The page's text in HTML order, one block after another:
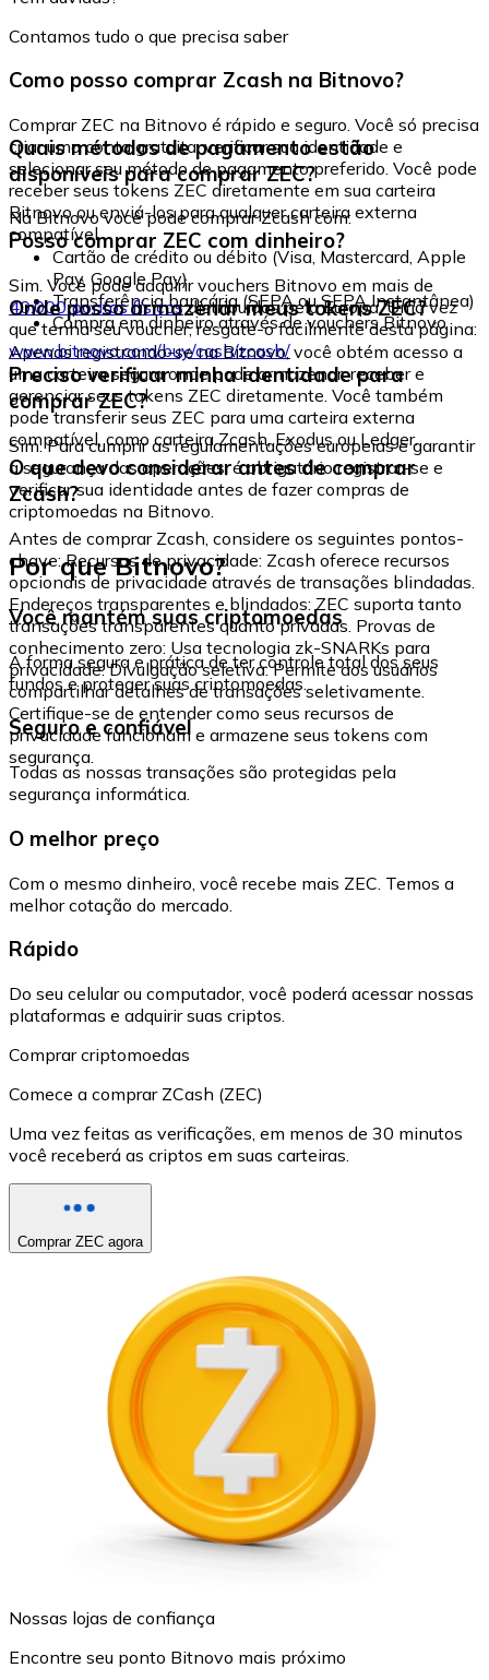
Contamos tudo o que precisa saber
Como posso comprar Zcash na Bitnovo?
Comprar ZEC na Bitnovo é rápido e seguro. Você só precisa
criar uma conta gratuita, verificar sua identidade e
selecionar seu método de pagamento preferido. Você pode
receber seus tokens ZEC diretamente em sua carteira
Bitnovo ou enviá-los para qualquer carteira externa
compatível.
Quais métodos de pagamento estão
disponíveis para comprar ZEC?
Na Bitnovo você pode comprar Zcash com:
Cartão de crédito ou débito (Visa, Mastercard, Apple
Pay, Google Pay)
Transferência bancária (SEPA ou SEPA Instantânea)
Compra em dinheiro através de vouchers Bitnovo
Posso comprar ZEC com dinheiro?
Sim. Você pode adquirir vouchers Bitnovo em mais de
40.000 pontos físicosdistribuídos pela Europa. Uma vez
que tenha seu voucher, resgate-o facilmente desta página:
www.bitnovo.com/buy/cash/zcash/
Onde posso armazenar meus tokens ZEC?
Apenas registrando-se na Bitnovo, você obtém acesso a
uma carteira segura onde pode armazenar, receber e
gerenciar seus tokens ZEC diretamente. Você também
pode transferir seus ZEC para uma carteira externa
compatível, como carteira Zcash, Exodus ou Ledger.
Preciso verificar minha identidade para
comprar ZEC?
Sim. Para cumprir as regulamentações europeias e garantir
a segurança das operações, é obrigatório registrar-se e
verificar sua identidade antes de fazer compras de
criptomoedas na Bitnovo.
O que devo considerar antes de comprar
Zcash?
Antes de comprar Zcash, considere os seguintes pontos-
chave: Recursos de privacidade: Zcash oferece recursos
opcionais de privacidade através de transações blindadas.
Endereços transparentes e blindados: ZEC suporta tanto
transações transparentes quanto privadas. Provas de
conhecimento zero: Usa tecnologia zk-SNARKs para
privacidade. Divulgação seletiva: Permite aos usuários
compartilhar detalhes de transações seletivamente.
Certifique-se de entender como seus recursos de
privacidade funcionam e armazene seus tokens com
segurança.
Por que Bitnovo?
Você mantém suas criptomoedas
A forma segura e prática de ter controle total dos seus
fundos e proteger suas criptomoedas.
Seguro e confiável
Todas as nossas transações são protegidas pela
segurança informática.
O melhor preço
Com o mesmo dinheiro, você recebe mais ZEC. Temos a
melhor cotação do mercado.
Rápido
Do seu celular ou computador, você poderá acessar nossas
plataformas e adquirir suas criptos.
Comprar criptomoedas
Comece a comprar ZCash (ZEC)
Uma vez feitas as verificações, em menos de 30 minutos
você receberá as criptos em suas carteiras.
Comprar ZEC agora
Nossas lojas de confiança
Encontre seu ponto Bitnovo mais próximo